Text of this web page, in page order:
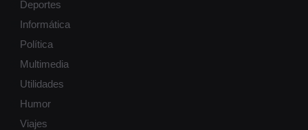
Deportes
Informática
Política
Multimedia
Utilidades
Humor
Viajes